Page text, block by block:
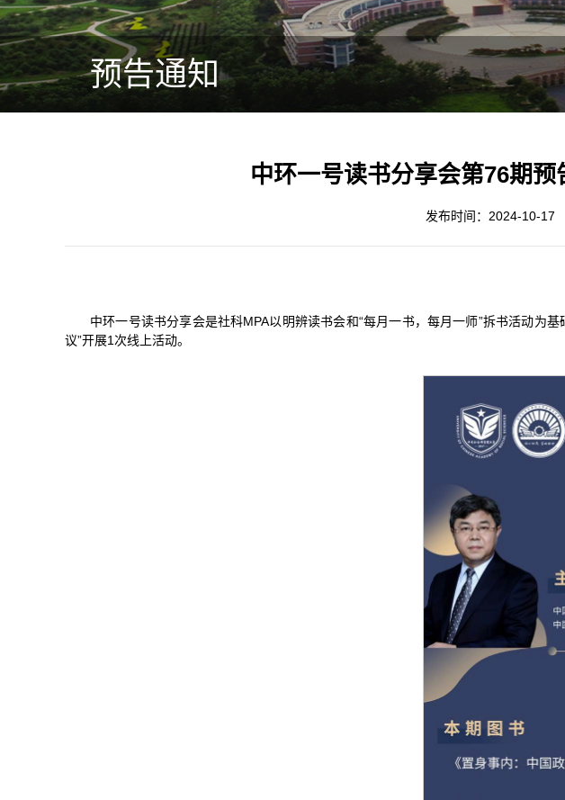
预告通知
中环一号读书分享会第76期预
发布时间：2024-10-17
中环一号读书分享会是社科MPA以明辨读书会和“每月一书，每月一师”拆书活动为
议”开展1次线上活动。